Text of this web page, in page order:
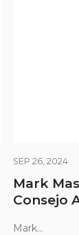
SEP 26, 2024
Mark
Consejo
Mark...